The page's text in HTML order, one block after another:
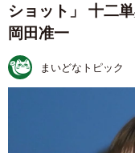
ショット」 十二
岡田准一
まいどなトピック